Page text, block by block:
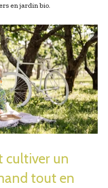
en jardin bio.
cultiver un
tout en